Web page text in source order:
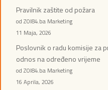
Pravilnik zaštite od požara
od ZOI84.ba Marketing
11 Maja, 2026
Poslovnik o radu komisije za
odnos na određeno vrijeme
od ZOI84.ba Marketing
16 Aprila, 2026